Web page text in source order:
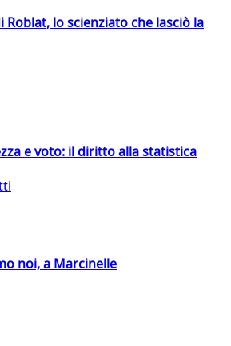
Roblat, lo scienziato che lasciò la
e voto: il diritto alla statistica
noi, a Marcinelle